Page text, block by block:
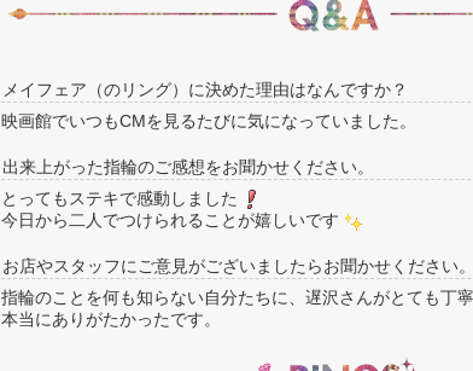
メイフェア（のリング）に決めた理由はなんですか？
映画館でいつもCMを見るたびに気になっていました。
出来上がった指輪のご感想をお聞かせください。
とってもステキで感動しました
今日から二人でつけられることが嬉しいです
お店やスタッフにご意見がございましたらお聞かせください。
指輪のことを何も知らない自分たちに、遅沢さんがとても丁
本当にありがたかったです。